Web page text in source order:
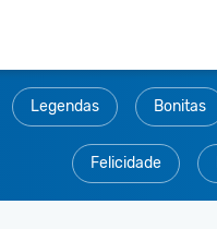
Legendas Bonitas
Felicidade